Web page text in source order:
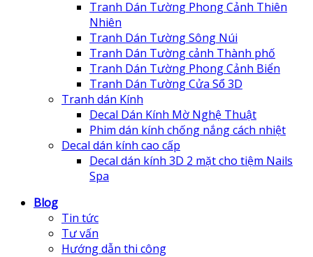
Tranh Dán Tường Phong Cảnh Thiên
Nhiên
Tranh Dán Tường Sông Núi
Tranh Dán Tường cảnh Thành phố
Tranh Dán Tường Phong Cảnh Biển
Tranh Dán Tường Cửa Sổ 3D
Tranh dán Kính
Decal Dán Kính Mờ Nghệ Thuật
Phim dán kính chống nắng cách nhiệt
Decal dán kính cao cấp
Decal dán kính 3D 2 mặt cho tiệm Nails
Spa
Blog
Tin tức
Tư vấn
Hướng dẫn thi công